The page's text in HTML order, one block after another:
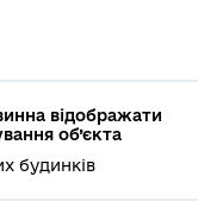
відображати
об’єкта
будинків